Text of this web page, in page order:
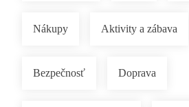
Nákupy Aktivity a zábava
Bezpečnosť Doprava